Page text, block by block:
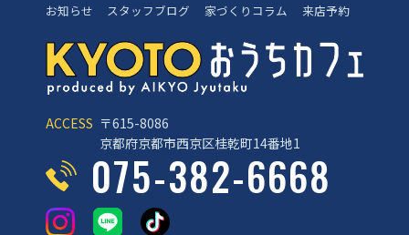
ACCESS 〒615-8086
京都府京都市西京区桂乾町14番地1
075-382-6668
お知らせ
スタッフブログ 家づくりコラム 来店予約